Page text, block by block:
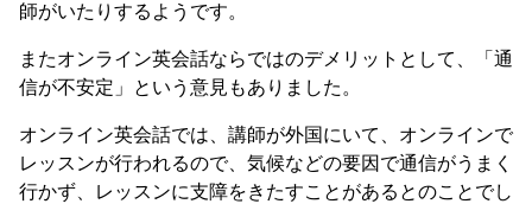
師がいたりするようです。
またオンライン英会話ならではのデメリットとして、「通
信が不安定」という意見もありました。
オンライン英会話では、講師が外国にいて、オンラインで
レッスンが行われるので、気候などの要因で通信がうまく
行かず、レッスンに支障をきたすことがあるとのことでし